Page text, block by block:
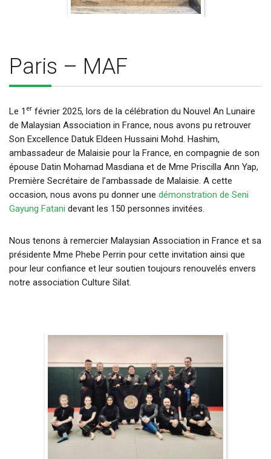
Paris – MAF
Le 1 er février 2025, lors de la célébration du Nouvel An Lunaire
de Malaysian Association in France, nous avons pu retrouver
Son Excellence Datuk Eldeen Hussaini Mohd. Hashim,
ambassadeur de Malaisie pour la France, en compagnie de son
épouse Datin Mohamad Masdiana et de Mme Priscilla Ann Yap,
Première Secrétaire de l’ambassade de Malaisie. A cette
occasion, nous avons pu donner une démonstration de Seni
Gayung Fatani devant les 150 personnes invitées.
Nous tenons à remercier Malaysian Association in France et sa
présidente Mme Phebe Perrin pour cette invitation ainsi que
pour leur confiance et leur soutien toujours renouvelés envers
notre association Culture Silat.